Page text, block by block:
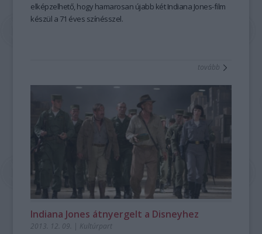
elképzelhető, hogy hamarosan újabb két Indiana Jones-film
készül a 71 éves színésszel.
tovább
Indiana Jones átnyergelt a Disneyhez
2013. 12. 09. | Kultúrpart